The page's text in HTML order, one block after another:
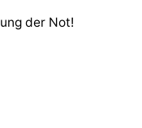
der Not!